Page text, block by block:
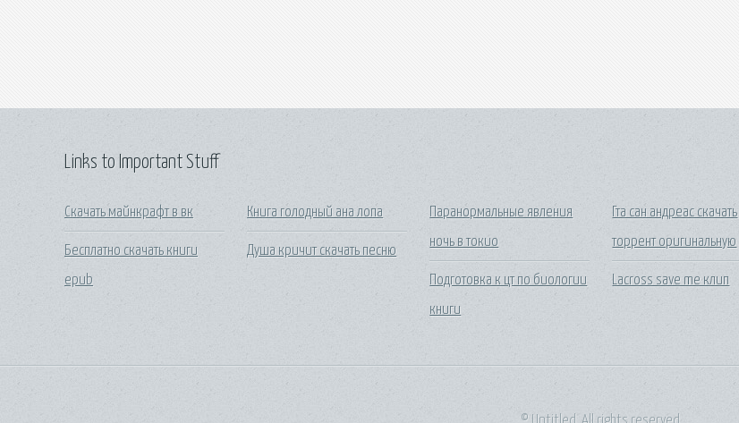
Links to Important Stuff
Скачать майнкрафт в вк
Бесплатно скачать книги
epub
Книга голодный ана лопа
Душа кричит скачать песню
Паранормальные явления
ночь в токио
Подготовка к цт по биологии
книги
Гта сан андреас скачать
торрент оригинальную
Lacross save me клип